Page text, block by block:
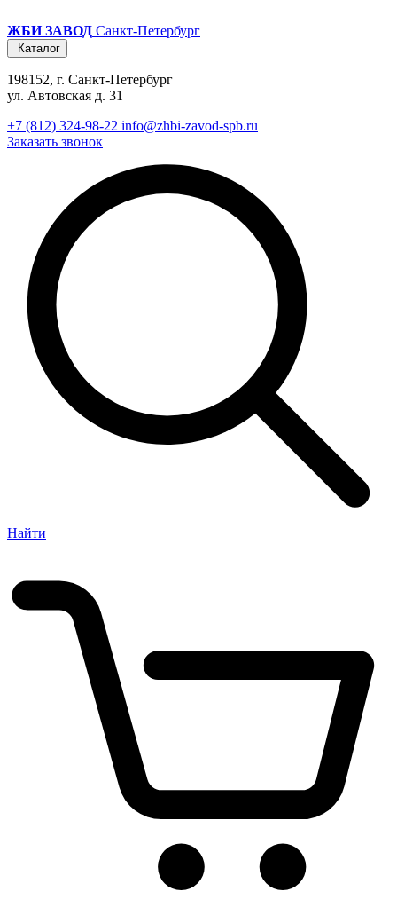
ЖБИ ЗАВОД Санкт-Петербург
Каталог
198152, г. Санкт-Петербург
ул. Автовская д. 31
+7 (812) 324-98-22 info@zhbi-zavod-spb.ru
Заказать звонок
Найти